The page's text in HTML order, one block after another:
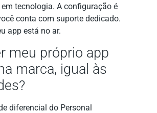
tecnologia. A configuração é
conta com suporte dedicado.
app está no ar.
meu próprio app
marca, igual às
diferencial do Personal